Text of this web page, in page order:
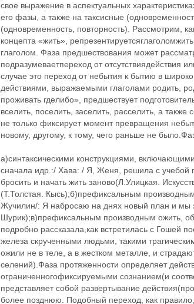
свое выражение в аспектуальных
его фазы, а также на таксисные
(одновременность, повторность). Рассмотрим,
концепта «жить»,
глаголом. Фаза предшествования может
подразумеваетпереход от отсутствиядействия
случае это переход от небытия к бытию в
действиями, выражаемыми глаголами родить,
проживать гделибо», предшествует
вселить, поселить, заселить, расселить, а
не только фиксирует момент превращения
новому, другому, к тому, чего раньше не
а)синтаксическими конструкциями, включающими фазисные глаголы начинать –начать + глагол жить+наречия заново, сначала идр.:/ Хава: / Я, Женя, решила с учебой покончить. Кажется,я вообще не с того места начала. Хочется все бросить и начать жить заново(Л.Улицкая. Искусство жить); –А иной раз вся слобода выгорит. Что ж! –начинай жить сначала (Т.Толстая. Кысь);б)префиксальным производным зажить, образованным от глагола житьс помощью префиксаза:/Доктор Жучилин/: Я набросаю на днях новый план и мы заживем по новому расписанию (Л.Улицкая. Искренне ваш Шурик);в)префиксальным производным ожить, образованным от глагола житьс помощью префиксао:И она / Эмма / подробно рассказала,как встретилась с Гошей последний раз. Как пришла к нему в мастерскую, всю заставленную из железа скрученными людьми, такими трагическими, понимаешь, как будто заблудившимися в материале, –случайно ожили не в теле, а в жестком металле, и страдают отсвоего ржавого несовершенства (Л.Улицкая. Женщины русских селений).Фаза протяженности определяет действие или состояние в течение некоего периодавремени, ограниченногофиксируемыми сознанием(и соответственно языком) моментами его начала и конца. Эта срединная фаза представляет собой развертывание действия(процесса) во времени, что отражает переход из более ранней стадии в более позднюю. Подобный переход, как правило, сопряжен с определенными качественными изменениями. Динамика этого скрытого ирастянутого во времени процесса обусловлена экстралингвистически, она заложена уже в семантике 1 ЛСВ глагола жить, обозначающего биологическое существование, и подразумевается при актуализации фазы протяженности глаголом житьв его различных значениях.Фаза протяженности актуализируется исследуемым глаголом различными способами. В определенном смысле все контексты употребления глагола житьможно рассматривать как объективирующие фазу протяженности, поскольку сама грамматическая форма несовершенного вида имеетзначение незавершенности действия, «растянутости», протекания действия во времени. Ср.: –В шестнадцатом году мы еще жили с отцом в Париже (Л.Улицкая. Пиковая дама); –Страна развалилась и все разбежались по углам. Но живут както (В.Токарева. Телохранитель).Особо следует выделить употребление глагола житьв составе таких синтаксических конструкций, где фаза протяженности актуализируется не только глагольной семантикой и грамматической формой несовершенного вида, но и примыкающимик глаголу наречиями времени (в том числе и в форме компаратива), также содержащими этот элемент в своей концептуальной структуре: всегда, долго, дольше, вечно, подолгу, дальше, годами и т.п. Ср.: –Хорошо бы такой человек / Пушкин /жил всегда(В.Токарева. Из жизни миллионеров); –Линия жизни была у него длинная –долго будет жить (В. Токарева. Инструктор по плаванию); –Вечно жить я не хотел бы, да и другим не советую (газета «Труд –7», 29 июня. 2000); –Люля подолгу жила в Америке (В.Токарева. Лавина).Фаза протяженности репрезентируется также:а)синтаксической конструкцией, включающей фазисный глагол продолжать и глагол жить: ...пока Светлана бессчетно проигрывала весь сеанс Шурикова посещения от первой минуты до последней, ... Шурик продолжал жить в мире, в котором она полностью отсутствовала (Л.Улицкая. Искренне ваш Шурик);б)объектнымисуффиксальными производными несовершенного вида, образованными от глагола прожить, пережить: проживать, переживать. За этими глаголами стоит некая комбинация действий, характеризующих проживание человеком определенной жизненной ситуации. Позицию объекта при этих глаголах обычно занимают существительные, обозначающие различные отрезки (периоды) времени. Однако в данном случае актуализируется не само значение протяженности, т.е. некие количественные характеристики длительности, присутствующие в их семантической структуре, а их событийная отмеченность, которая становится очевидной благодаря широкому контексту. Ср.: –Марго три года как развелась со своим алкоголиком, ... и проживала теперь эпоху выхода из тюрьмы египетской (Л.Улицкая. Женщины русских селений); –Мой герой –учитель литературы. Он